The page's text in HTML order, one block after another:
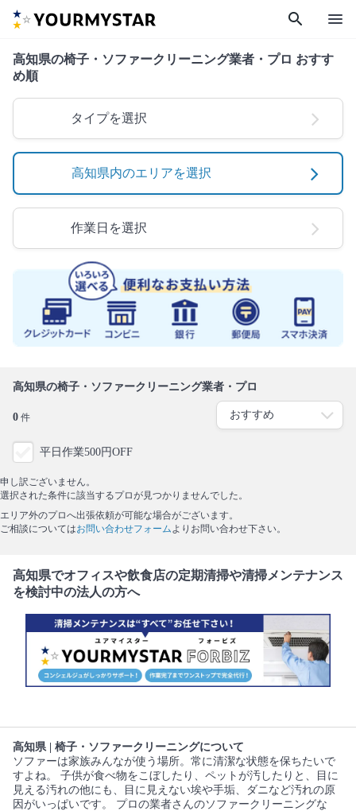
search menu
高知県の椅子・ソファークリーニング業者・プロ おすす
め順
タイプを選択
高知県内のエリアを選択
作業日を選択
高知県の椅子・ソファークリーニング業者・プロ
0 件
平日作業500円OFF
申し訳ございません。
選択された条件に該当するプロが見つかりませんでした。
エリア外のプロへ出張依頼が可能な場合がございます。
ご相談についてはお問い合わせフォーム よりお問い合わせ下さい。
高知県でオフィスや飲食店の定期清掃や清掃メンテナンス
を検討中の法人の方へ
高知県 | 椅子・ソファークリーニングについて
ソファーは家族みんなが使う場所。常に清潔な状態を保ちたいで
すよね。 子供が食べ物をこぼしたり、ペットが汚したりと、目に
見える汚れの他にも、目に見えない埃や手垢、ダニなど汚れの原
因がいっぱいです。 プロの業者さんのソファークリーニングな